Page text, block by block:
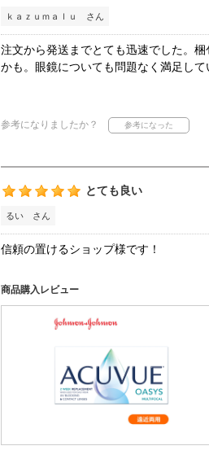
ｋａｚｕｍａｌｕ さん
注文から発送までとても迅速でした。
かも。眼鏡についても問題なく満足し
参考になりましたか？
とても良い
るい さん
信頼の置けるショップ様です！
商品購入レビュー